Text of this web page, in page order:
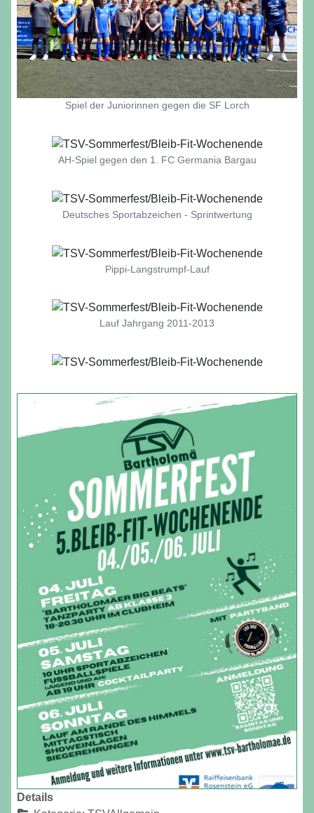
Spiel der Juniorinnen gegen die SF Lorch
AH-Spiel gegen den 1. FC Germania Bargau
Deutsches Sportabzeichen - Sprintwertung
Pippi-Langstrumpf-Lauf
Lauf Jahrgang 2011-2013
Details